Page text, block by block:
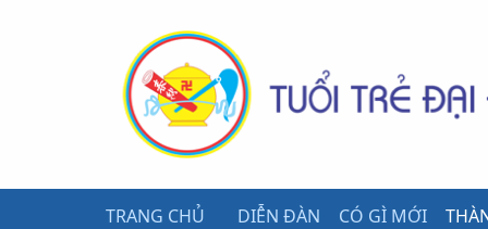
TRANG CHỦ DIỄN ĐÀN CÓ GÌ MỚI